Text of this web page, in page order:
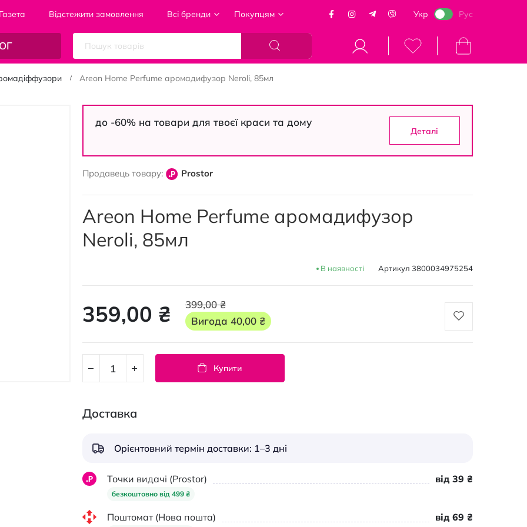
Газета Відстежити замовлення Всі бренди Покупцям Укр Рус
Кошик
Areon Home Perfume аромадифузор Neroli, 85мл
до -60% на товари для твоєї краси та дому
Деталі
Продавець товару: Prostor
Areon Home Perfume аромадифузор
Neroli, 85мл
В наявності Артикул 3800034975254
359,00 ₴
399,00 ₴
Вигода 40,00 ₴
Купити
Доставка
Орієнтовний термін доставки: 1–3 дні
Точки видачі (Prostor)
безкоштовно від 499 ₴
від 39 ₴
Поштомат (Нова пошта) від 69 ₴